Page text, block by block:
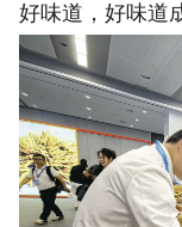
好味道，好味道